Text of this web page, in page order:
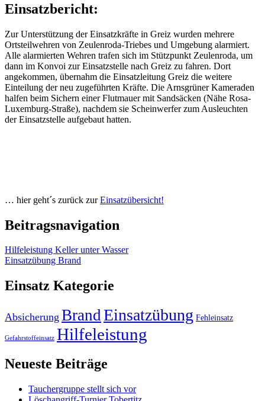
Einsatzbericht:
Zur Unterstützung der Einsatzkräfte in Greiz wurden mehrere
Ortsteilwehren von Zeulenroda-Triebes und Umgebung alarmiert.
Alle alarmierten Wehren trafen sich im Stützpunkt Zeulenroda, um
dann im Konvoi zur Einsatzstelle nach Greiz zu fahren. Dort
angekommen, übernahm die Einsatzleitung Greiz die weitere
Einteilung der neu zugeführten Kräfte. Die Arnsgrüner Kameraden
halfen beim Sichern einer Flutmauer mit Sandsäcken (Nähe Rosa-
Luxemburg-Straße), nachdem sie Scheinwerfer zum Ausleuchten
der Einsatzstelle aufgebaut hatten.
… hier geht´s zurück zurEinsatzübersicht!
Beitragsnavigation
Hilfeleistung Keller unter Wasser
Einsatzübung Brand
Einsatz Kategorie
Absicherung BrandEinsatzübung Fehleinsatz
Gefahrstoffeinsatz Hilfeleistung
Neueste Beiträge
Tauchergruppe stellt sich vor